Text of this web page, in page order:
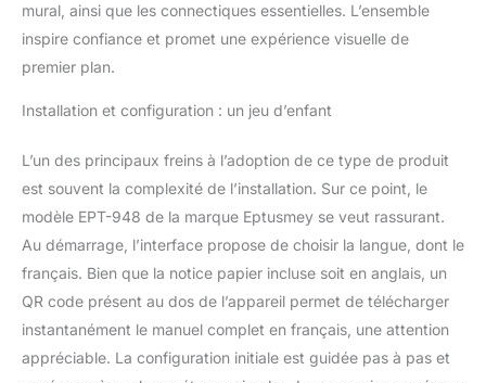
Mettez vos souvenirs
dans le cadre et
numérique Eptusmey est
accompagnée d'un
marque-page exquis fait
sur mesure, ce qui en fait
un choix cadeau idéal et
significatif pour les
réunions familiales, les
mariages, la fête des
mères, la fête des pères,
les anniversaires, Noël et
bien plus encore.
mural, ainsi que les connectiques essentielles. L’ensemble
inspire confiance et promet une expérience visuelle de
premier plan.
Installation et configuration : un jeu d’enfant
L’un des principaux freins à l’adoption de ce type de produit
est souvent la complexité de l’installation. Sur ce point, le
modèle EPT-948 de la marque Eptusmey se veut rassurant.
Au démarrage, l’interface propose de choisir la langue, dont le
français. Bien que la notice papier incluse soit en anglais, un
QR code présent au dos de l’appareil permet de télécharger
instantanément le manuel complet en français, une attention
appréciable. La configuration initiale est guidée pas à pas et